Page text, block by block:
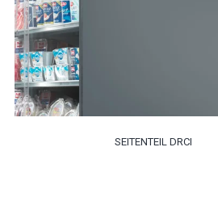
SEITENTEIL DRCI